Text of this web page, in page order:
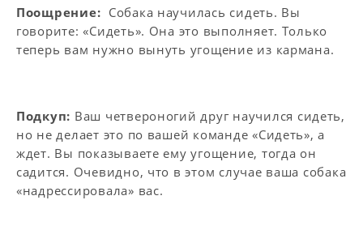
Поощрение: Собака научилась сидеть. Вы
говорите: «Сидеть». Она это выполняет. Только
теперь вам нужно вынуть угощение из кармана.
Подкуп: Ваш четвероногий друг научился сидеть,
но не делает это по вашей команде «Сидеть», а
ждет. Вы показываете ему угощение, тогда он
садится. Очевидно, что в этом случае ваша собака
«надрессировала» вас.